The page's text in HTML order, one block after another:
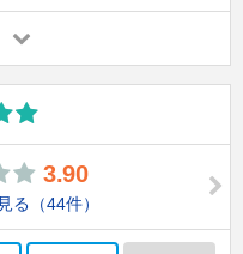
3.90
る （44件）